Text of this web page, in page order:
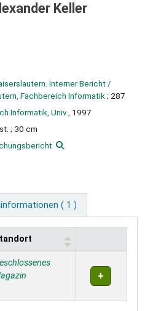
Keller
Interner Bericht /
Fachbereich Informatik ; 287
Informatik, Univ., 1997
; 30 cm
( 1 )